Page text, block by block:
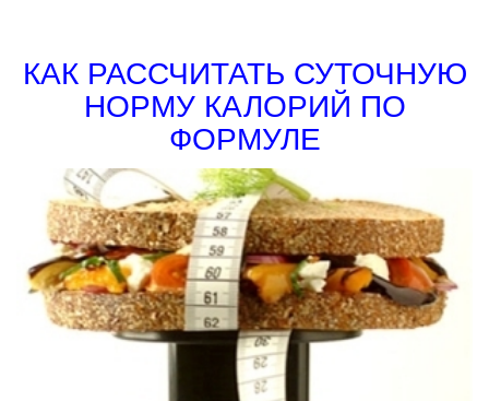
КАК РАССЧИТАТЬ СУТОЧНУЮ
НОРМУ КАЛОРИЙ ПО
ФОРМУЛЕ